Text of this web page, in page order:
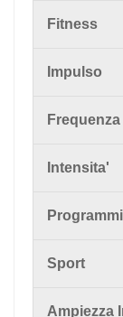
Fitness
Impulso
Intensita'
Programmi
Sport
Ampiezza